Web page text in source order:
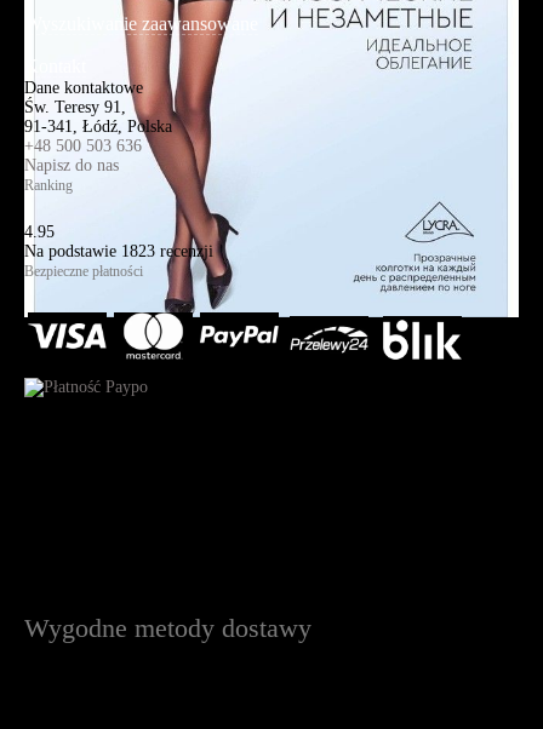
Wyszukiwanie zaawansowane
Kontakt
Dane kontaktowe
Św. Teresy 91,
91-341, Łódź, Polska
+48 500 503 636
Napisz do nas
Ranking
4.95
Na podstawie 1823 recenzji
Bezpieczne płatności
Wygodne metody dostawy